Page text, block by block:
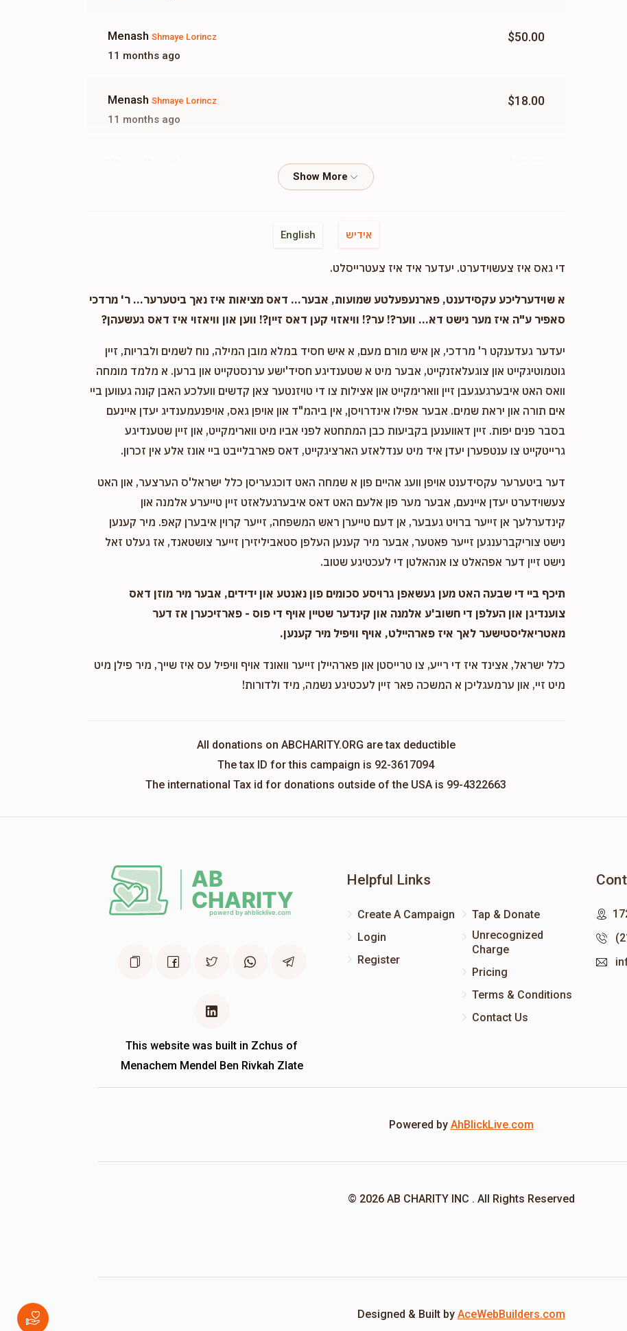
Menash Shmaye Lorincz
11 months ago
$50.00
Menash Shmaye Lorincz
11 months ago
$18.00
English אידיש
די גאס איז צעשוידערט. יעדער איד איז צעטרייסלט.
א שוידערליכע עקסידענט, פארנעפעלטע שמועות, אבער... דאס מציאות איז נאך ביטערער... ר' מרדכי
סאפיר ע"ה איז מער נישט דא... ווער?! ער?! וויאזוי קען דאס זיין?! ווען און וויאזוי איז דאס געשעהן?
יעדער געדענקט ר' מרדכי, אן איש מורם מעם, א איש חסיד במלא מובן המילה, נוח לשמים ולבריות, זיין
גוטמוטיגקייט און צוגעלאזנקייט, אבער מיט א שטענדיגע חסיד'ישע ערנסטקייט און ברען. א מלמד מומחה
וואס האט איבערגעגעבן זיין ווארימקייט און אצילות צו די טויזנטער צאן קדשים וועלכע האבן קונה געווען ביי
אים תורה און יראת שמים. אבער אפילו אינדרויסן, אין ביהמ"ד און אויפן גאס, אויפנעמענדיג יעדן איינעם
בסבר פנים יפות. זיין דאווענען בקביעות כבן המתחטא לפני אביו מיט ווארימקייט, און זיין שטענדיגע
גרייטקייט צו ענטפערן יעדן איד מיט ענדלאזע הארציגקייט, דאס פארבלייבט ביי אונז אלע אין זכרון.
דער ביטערער עקסידענט אויפן וועג אהיים פון א שמחה האט דוכגעריסן כלל ישראל'ס הערצער, און האט
צעשוידערט יעדן איינעם, אבער מער פון אלעם האט דאס איבערגעלאזט זיין טייערע אלמנה און
קינדערלעך אן זייער ברויט געבער, אן דעם טייערן ראש המשפחה, זייער קרוין איבערן קאפ. מיר קענען
נישט צוריקברענגען זייער פאטער, אבער מיר קענען העלפן סטאביליזירן זייער צושטאנד, אז געלט זאל
נישט זיין דער אפהאלט צו אנהאלטן די לעכטיגע שטוב.
תיכף ביי די שבעה האט מען געשאפן גרויסע סכומים פון נאנטע און ידידים, אבער מיר מוזן דאס
צוענדיגן און העלפן די חשוב'ע אלמנה און קינדער שטיין אויף די פוס - פארזיכערן אז דער
מאטריאליסטישער לאך איז פארהיילט, אויף וויפיל מיר קענען.
כלל ישראל, אצינד איז די רייע, צו טרייסטן און פארהיילן זייער וואונד אויף וויפיל עס איז שייך, מיר פילן מיט
מיט זיי, און ערמעגליכן א המשכה פאר זיין לעכטיגע נשמה, מיד ולדורות!
All donations on ABCHARITY.ORG are tax deductible
The tax ID for this campaign is 92-3617094
The international Tax id for donations outside of the USA is 99-4322663
This website was built in Zchus of
Menachem Mendel Ben Rivkah Zlate
Helpful Links
Create A Campaign
Login
Register
Tap & Donate
Unrecognized
Charge
Pricing
Terms & Conditions
Contact Us
Powered by AhBlickLive.com
© 2026 AB CHARITY INC . All Rights Reserved
Designed & Built by AceWebBuilders.com